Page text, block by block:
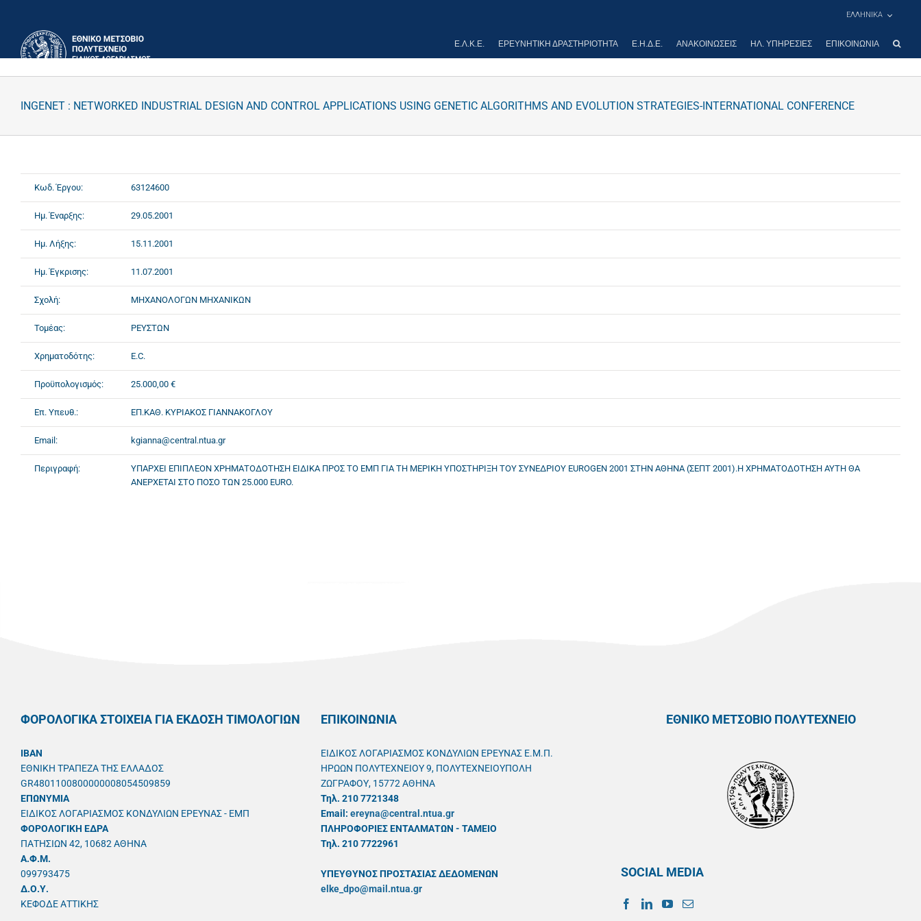
περιεχόμενο
ΕΛΛΗΝΙΚΑ
Ε.Λ.Κ.Ε. ΕΡΕΥΝΗΤΙΚΉ ΔΡΑΣΤΗΡΙΌΤΗΤΑ Ε.Η.Δ.Ε. ΑΝΑΚΟΙΝΏΣΕΙΣ ΗΛ. ΥΠΗΡΕΣΊΕΣ ΕΠΙΚΟΙΝΩΝΊΑ
INGENET : NETWORKED INDUSTRIAL DESIGN AND CONTROL APPLICATIONS USING GENETIC ALGORITHMS AND EVOLUTION STRATEGIES-INTERNATIONAL CONFERENCE
Κωδ. Έργου: 63124600
Ημ. Έναρξης: 29.05.2001
Ημ. Λήξης: 15.11.2001
Ημ. Έγκρισης: 11.07.2001
Σχολή: ΜΗΧΑΝΟΛΟΓΩΝ ΜΗΧΑΝΙΚΩΝ
Τομέας: ΡΕΥΣΤΩΝ
Χρηματοδότης: E.C.
Προϋπολογισμός: 25.000,00 €
Επ. Υπευθ.: ΕΠ.ΚΑΘ. ΚΥΡΙΑΚΟΣ ΓΙΑΝΝΑΚΟΓΛΟΥ
Email: kgianna@central.ntua.gr
Περιγραφή:
ΥΠΑΡΧΕΙ ΕΠΙΠΛΕΟΝ ΧΡΗΜΑΤΟΔΟΤΗΣΗ ΕΙΔΙΚΑ ΠΡΟΣ ΤΟ ΕΜΠ ΓΙΑ ΤΗ ΜΕΡΙΚΗ ΥΠΟΣΤΗΡΙΞΗ ΤΟΥ ΣΥΝΕΔΡΙΟΥ EUROGEN 2001 ΣΤΗΝ ΑΘΗΝΑ (ΣΕΠΤ 2001).Η ΧΡΗΜΑΤΟΔΟΤΗΣΗ ΑΥΤΗ ΘΑ
ΑΝΕΡΧΕΤΑΙ ΣΤΟ ΠΟΣΟ ΤΩΝ 25.000 EURO.
ΦΟΡΟΛΟΓΙΚΑ ΣΤΟΙΧΕΙΑ ΓΙΑ ΕΚΔΟΣΗ ΤΙΜΟΛΟΓΙΩΝ
IBAN
ΕΘΝΙΚΗ ΤΡΑΠΕΖΑ ΤΗΣ ΕΛΛΑΔΟΣ
GR4801100800000008054509859
ΕΠΩΝΥΜΙΑ
ΕΙΔΙΚΟΣ ΛΟΓΑΡΙΑΣΜΟΣ ΚΟΝΔΥΛΙΩΝ ΕΡΕΥΝΑΣ - ΕΜΠ
ΦΟΡΟΛΟΓΙΚΗ ΕΔΡΑ
ΠΑΤΗΣΙΩΝ 42, 10682 ΑΘΗΝΑ
A.Φ.Μ.
099793475
Δ.Ο.Υ.
ΚΕΦΟΔΕ ΑΤΤΙΚΗΣ
ΕΠΙΚΟΙΝΩΝΙΑ
ΕΙΔΙΚΟΣ ΛΟΓΑΡΙΑΣΜΟΣ ΚΟΝΔΥΛΙΩΝ ΕΡΕΥΝΑΣ Ε.Μ.Π.
ΗΡΩΩΝ ΠΟΛΥΤΕΧΝΕΙΟΥ 9, ΠΟΛΥΤΕΧΝΕΙΟΥΠΟΛΗ
ΖΩΓΡΑΦΟΥ, 15772 ΑΘΗΝΑ
Τηλ. 210 7721348
Email: ereyna@central.ntua.gr
ΠΛΗΡΟΦΟΡΙΕΣ ΕΝΤΑΛΜΑΤΩΝ - ΤΑΜΕΙΟ
Τηλ. 210 7722961
ΥΠΕΥΘYΝΟΣ ΠΡΟΣΤΑΣΙΑΣ ΔΕΔΟΜΕΝΩΝ
elke_dpo@mail.ntua.gr
ΕΘΝΙΚΟ ΜΕΤΣΟΒΙΟ ΠΟΛΥΤΕΧΝΕΙΟ
SOCIAL MEDIA